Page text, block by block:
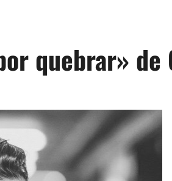
quebrar» de